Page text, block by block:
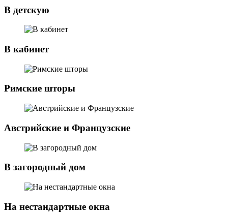
В детскую
В кабинет
Римские шторы
Австрийские и Французские
В загородный дом
На нестандартные окна